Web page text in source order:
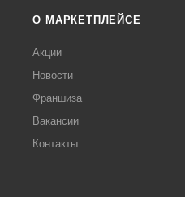
О МАРКЕТПЛЕЙСЕ
Акции
Новости
Франшиза
Вакансии
Контакты